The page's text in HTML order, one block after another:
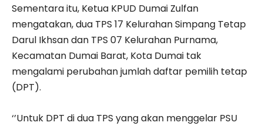
Sementara itu, Ketua KPUD Dumai Zulfan
mengatakan, dua TPS 17 Kelurahan Simpang Tetap
Darul Ikhsan dan TPS 07 Kelurahan Purnama,
Kecamatan Dumai Barat, Kota Dumai tak
mengalami perubahan jumlah daftar pemilih tetap
(DPT).
‘’Untuk DPT di dua TPS yang akan menggelar PSU